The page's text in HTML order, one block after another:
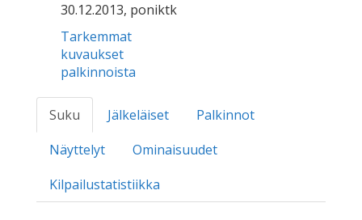
30.12.2013, poniktk
Tarkemmat
kuvaukset
palkinnoista
Suku Jälkeläiset
Palkinnot
Näyttelyt
Ominaisuudet
Kilpailustatistiikka